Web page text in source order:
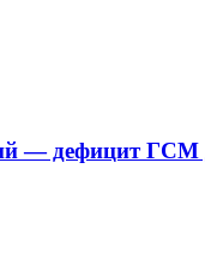
— дефицит ГСМ